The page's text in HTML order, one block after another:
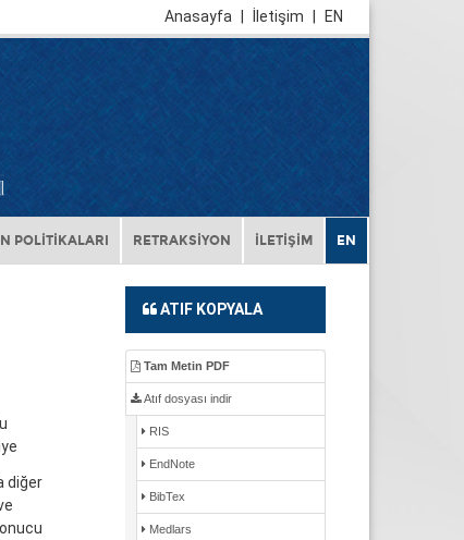
EN
İletişim
Anasayfa
POLİTİKALARI RETRAKSİYON İLETİŞİM EN
diğer
ATIF KOPYALA
Tam Metin PDF
Atıf dosyası indir
RIS
EndNote
BibTex
Medlars